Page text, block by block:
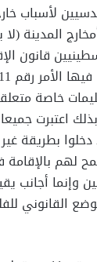
لأسباب
خارج المدينة(لا
قانون
فيها الأمر رقم
خاصة
اعتبرتجميع
دخلوا بطريقةغير
لهم بالإقامة
وإنما أجانب
القانوني